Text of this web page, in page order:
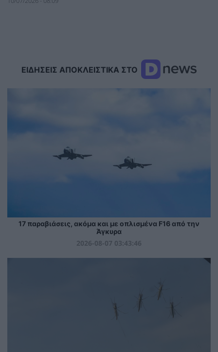
ΕΙΔΗΣΕΙΣ ΑΠΟΚΛΕΙΣΤΙΚΑ ΣΤΟ
17 παραβιάσεις, ακόμα και με οπλισμένα F16 από την
Άγκυρα
2026-08-07 03:43:46